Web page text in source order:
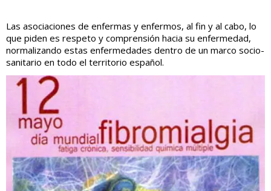
Las asociaciones de enfermas y enfermos, al fin y al cabo, lo
que piden es respeto y comprensión hacia su enfermedad,
normalizando estas enfermedades dentro de un marco socio-
sanitario en todo el territorio español.